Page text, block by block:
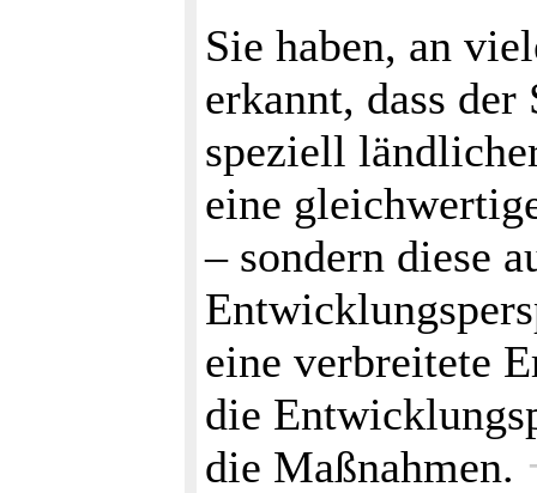
Sie haben, an
erkannt, dass
speziell
eine
– sondern diese
eine verbreitete
die
die Maßnahmen.